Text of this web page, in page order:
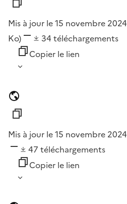
Mis à jour le 15 novembre 2024
Ko)
34 téléchargements
Copier le lien
Mis à jour le 15 novembre 2024
47 téléchargements
Copier le lien